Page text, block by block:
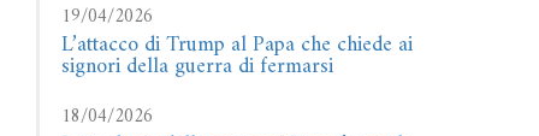
19/04/2026
L’attacco di Trump al Papa che chiede ai
signori della guerra di fermarsi
18/04/2026